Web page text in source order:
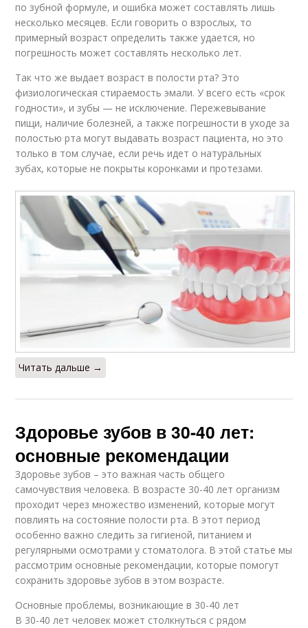
по зубной формуле, и ошибка может составлять лишь
несколько месяцев. Если говорить о взрослых, то
примерный возраст определить также удается, но
погрешность может составлять несколько лет.
Так что же выдает возраст в полости рта? Это
физиологическая стираемость эмали. У всего есть «срок
годности», и зубы — не исключение. Пережевывание
пищи, наличие болезней, а также погрешности в уходе за
полостью рта могут выдавать возраст пациента, но это
только в том случае, если речь идет о натуральных
зубах, которые не покрыты коронками и протезами.
Читать дальше →
Здоровье зубов в 30-40 лет:
основные рекомендации
Здоровье зубов – это важная часть общего
самочувствия человека. В возрасте 30-40 лет организм
проходит через множество изменений, которые могут
повлиять на состояние полости рта. В этот период
особенно важно следить за гигиеной, питанием и
регулярными осмотрами у стоматолога. В этой статье мы
рассмотрим основные рекомендации, которые помогут
сохранить здоровье зубов в этом возрасте.
Основные проблемы, возникающие в 30-40 лет
В 30-40 лет человек может столкнуться с рядом